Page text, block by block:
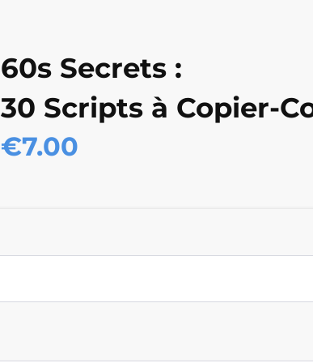
60s Secrets :
30 Scripts à Copier-
€7.00